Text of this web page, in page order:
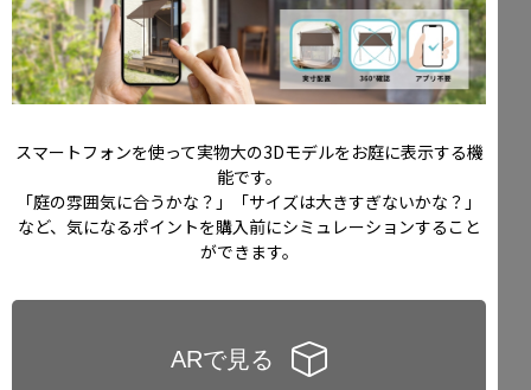
スマートフォンを使って実物大の3Dモデルをお庭に表示する機
能です。
「庭の雰囲気に合うかな？」「サイズは大きすぎないかな？」
など、気になるポイントを購入前にシミュレーションすること
ができます。